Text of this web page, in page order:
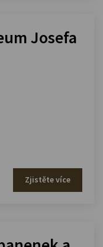
Josefa
Zjistěte více